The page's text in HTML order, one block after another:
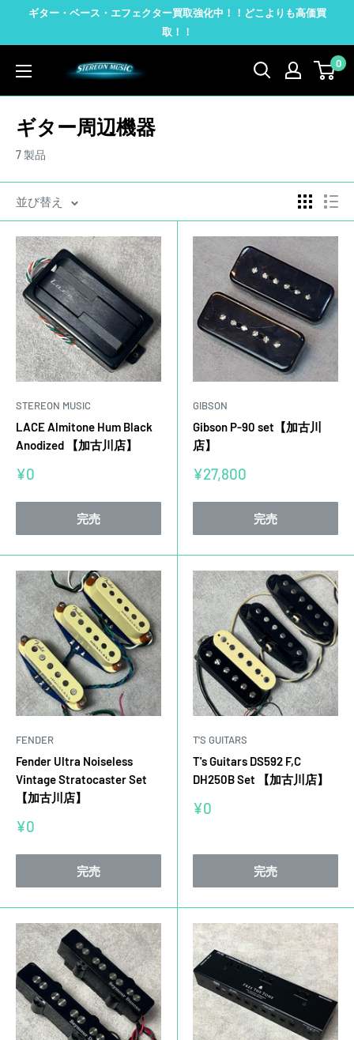
ツ
ッ
ギター・ベース・エフェクター買取強化中！！どこよりも高価買
取！！
STEREON
MUSIC
0
ギター周辺機器
7 製品
並び替え
STEREON MUSIC
LACE Almitone Hum Black
Anodized 【加古川店】
販
価
¥0
完売
GIBSON
Gibson P-90 set【加古川
店】
販
価
¥27,800
完売
FENDER
Fender Ultra Noiseless
Vintage Stratocaster Set
【加古川店】
販
価
¥0
完売
T'S GUITARS
T's Guitars DS592 F,C
DH250B Set 【加古川店】
販
格
¥0
完売